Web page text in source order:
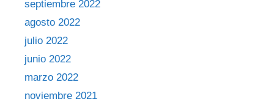
septiembre 2022
agosto 2022
julio 2022
junio 2022
marzo 2022
noviembre 2021